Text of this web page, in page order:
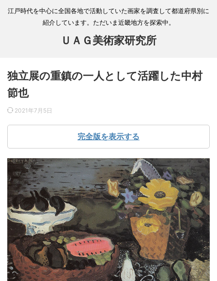
江戸時代を中心に全国各地で活動していた画家を調査して都道府県別に
紹介しています。ただいま近畿地方を探索中。
ＵＡＧ美術家研究所
独立展の重鎮の一人として活躍した中村
節也
2021年7月5日
完全版を表示する